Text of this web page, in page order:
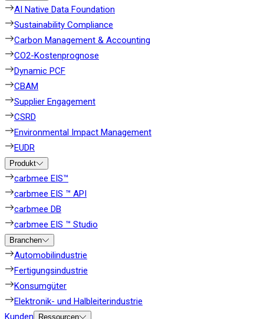
AI Native Data Foundation
Sustainability Compliance
Carbon Management & Accounting
CO2-Kostenprognose
Dynamic PCF
CBAM
Supplier Engagement
CSRD
Environmental Impact Management
EUDR
Produkt
carbmee EIS™
carbmee EIS ™ API
carbmee DB
carbmee EIS ™ Studio
Branchen
Automobilindustrie
Fertigungsindustrie
Konsumgüter
Elektronik- und Halbleiterindustrie
Kunden
Ressourcen